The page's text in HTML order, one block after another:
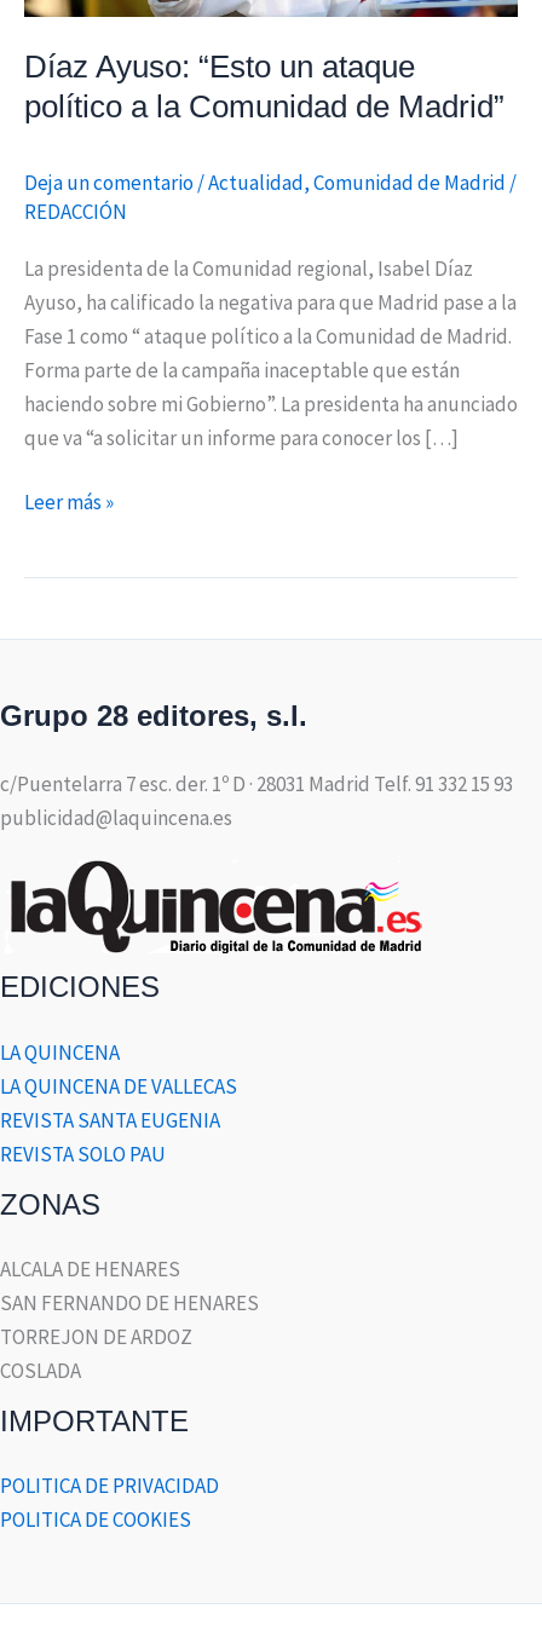
Díaz Ayuso: “Esto un ataque
político a la Comunidad de Madrid”
Deja un comentario/Actualidad,Comunidad de Madrid/
REDACCIÓN
La presidenta de la Comunidad regional, Isabel Díaz
Ayuso, ha calificado la negativa para que Madrid pase a la
Fase 1 como “ ataque político a la Comunidad de Madrid.
Forma parte de la campaña inaceptable que están
haciendo sobre mi Gobierno”. La presidenta ha anunciado
que va “a solicitar un informe para conocer los […]
de
Madrid”
Leer más »
Grupo 28 editores, s.l.
c/Puentelarra 7 esc. der. 1º D · 28031 Madrid Telf. 91 332 15 93
publicidad@laquincena.es
EDICIONES
LA QUINCENA
LA QUINCENA DE VALLECAS
REVISTA SANTA EUGENIA
REVISTA SOLO PAU
ZONAS
ALCALA DE HENARES
SAN FERNANDO DE HENARES
TORREJON DE ARDOZ
COSLADA
IMPORTANTE
POLITICA DE PRIVACIDAD
POLITICA DE COOKIES